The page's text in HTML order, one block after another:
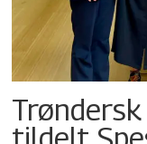
tildelt